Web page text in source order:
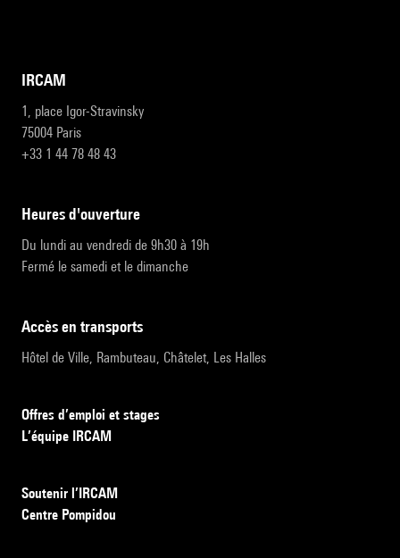
IRCAM
1, place Igor-Stravinsky
75004 Paris
+33 1 44 78 48 43
heures d'ouverture
Du lundi au vendredi de 9h30 à 19h
Fermé le samedi et le dimanche
accès en transports
Hôtel de Ville, Rambuteau, Châtelet, Les Halles
Offres d’emploi et stages
L’équipe IRCAM
Soutenir l’IRCAM
Centre Pompidou